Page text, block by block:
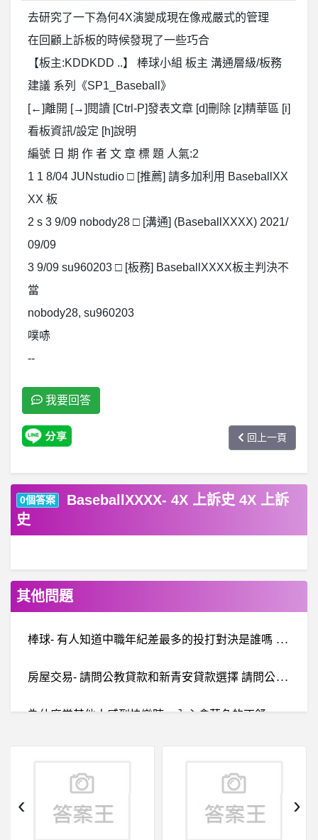
去研究了一下為何4X演變成現在像戒嚴式的管理
在回顧上訴板的時候發現了一些巧合
【板主:KDDKDD ..】 棒球小組 板主 溝通層級/板務
建議 系列《SP1_Baseball》
[←]離開 [→]閱讀 [Ctrl-P]發表文章 [d]刪除 [z]精華區 [i]
看板資訊/設定 [h]說明
編號 日 期 作 者 文 章 標 題 人氣:2
1 1 8/04 JUNstudio □ [推薦] 請多加利用 BaseballXX
XX 板
2 s 3 9/09 nobody28 □ [溝通] (BaseballXXXX) 2021/
09/09
3 9/09 su960203 □ [板務] BaseballXXXX板主判決不
當
nobody28, su960203
噗哧
--
我要回答
回上一頁
0個答案
BaseballXXXX- 4X 上訴史 4X 上訴
史
其他問題
棒
球- 有人知道中職年紀差最多的投打對決是誰嗎 有人知道中職年紀差最多的投打對決是誰嗎
房
屋交易- 請問公教貸款和新青安貸款選擇 請問公教貸款和新青安貸款選擇
為
什麼當其他人感到快樂時，內心會莫名的不舒服⋯⋯?
希
洽- 能“無上限增強”的角色？ 能“無上限增強”的角色？
無線基地台韌體- Fon plus 2201N
嘉義- 嘉義costco人多嗎？
‹ ›